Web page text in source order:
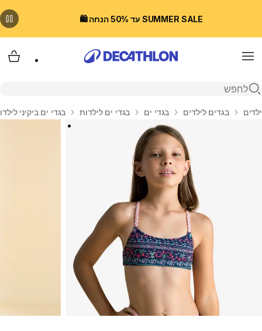
SUMMER SALE עד 50% הנחה 🛍️
Menu
פתיחת חיפוש
בית
ילדים בגדים לילדים בגדי ים בגדי ים לילדות בגדי ים ביקיני